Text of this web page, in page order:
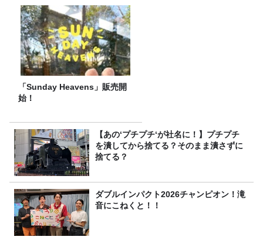
「Sunday Heavens」販売開
始！
【あの‘プチプチ‘が社名に！】プチプチ
を潰してから捨てる？そのまま潰さずに
捨てる？
ダブルインパクト2026チャンピオン！滝
音にこねくと！！